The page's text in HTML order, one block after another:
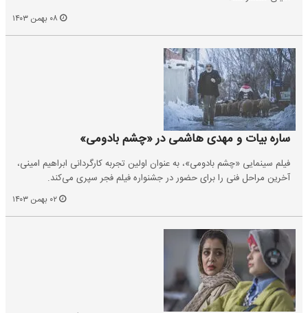
ساره بیات و مهدی هاشمی در «چشم بادومی»
فیلم سینمایی «چشم بادومی»، به عنوان اولین تجربه کارگردانی ابراهیم امینی،
آخرین مراحل فنی را برای حضور در جشنواره فیلم فجر سپری می‌کند.